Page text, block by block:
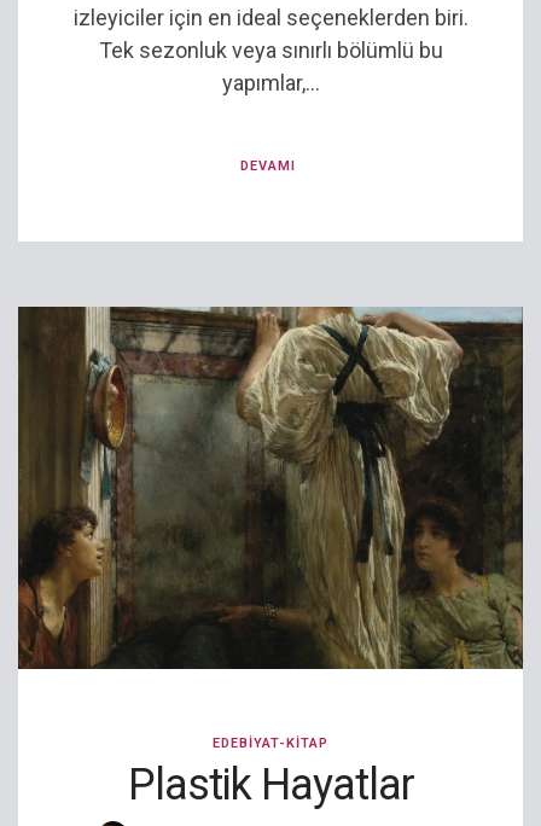
izleyiciler için en ideal seçeneklerden biri.
Tek sezonluk veya sınırlı bölümlü bu
yapımlar,...
DEVAMI
EDEBIYAT-KITAP
Plastik Hayatlar